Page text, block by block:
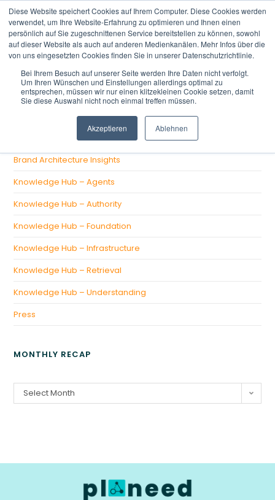
Diese Website speichert Cookies auf Ihrem Computer. Diese Cookies werden
verwendet, um Ihre Website-Erfahrung zu optimieren und Ihnen einen
persönlich auf Sie zugeschnittenen Service bereitstellen zu können, sowohl
auf dieser Website als auch auf anderen Medienkanälen. Mehr Infos über die
von uns eingesetzten Cookies finden Sie in unserer Datenschutzrichtlinie.
Bei Ihrem Besuch auf unserer Seite werden Ihre Daten nicht verfolgt.
Um Ihren Wünschen und Einstellungen allerdings optimal zu
entsprechen, müssen wir nur einen klitzekleinen Cookie setzen, damit
Sie diese Auswahl nicht noch einmal treffen müssen.
Akzeptieren Ablehnen
There aren't any posts currently published under this tag.
Brand Architecture Insights
Knowledge Hub – Agents
Knowledge Hub – Authority
Knowledge Hub – Foundation
Knowledge Hub – Infrastructure
Knowledge Hub – Retrieval
Knowledge Hub – Understanding
Press
MONTHLY RECAP
Select Month